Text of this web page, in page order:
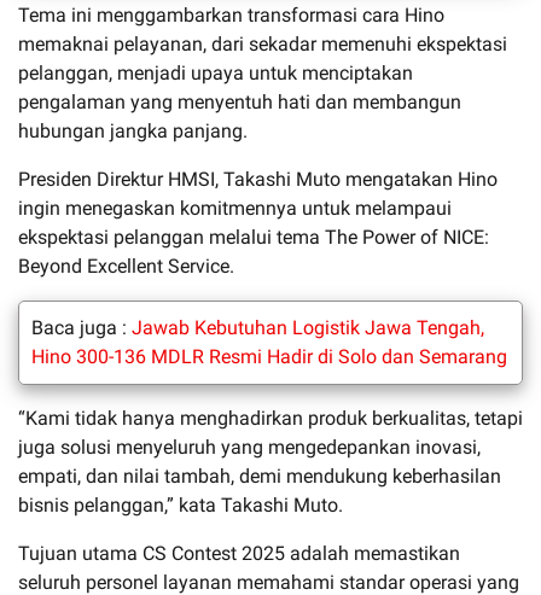
Tema ini menggambarkan transformasi cara Hino
memaknai pelayanan, dari sekadar memenuhi ekspektasi
pelanggan, menjadi upaya untuk menciptakan
pengalaman yang menyentuh hati dan membangun
hubungan jangka panjang.
Presiden Direktur HMSI, Takashi Muto mengatakan Hino
ingin menegaskan komitmennya untuk melampaui
ekspektasi pelanggan melalui tema The Power of NICE:
Beyond Excellent Service.
Baca juga : Jawab Kebutuhan Logistik Jawa Tengah,
Hino 300-136 MDLR Resmi Hadir di Solo dan Semarang
“Kami tidak hanya menghadirkan produk berkualitas, tetapi
juga solusi menyeluruh yang mengedepankan inovasi,
empati, dan nilai tambah, demi mendukung keberhasilan
bisnis pelanggan,” kata Takashi Muto.
Tujuan utama CS Contest 2025 adalah memastikan
seluruh personel layanan memahami standar operasi yang